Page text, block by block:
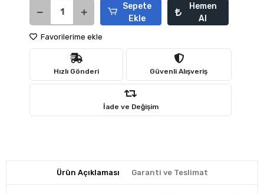
Sepete
Ekle
Hemen
Al
Favorilerime ekle
Hızlı Gönderi Güvenli Alışveriş
İade ve Değişim
Ürün Açıklaması Garanti ve Teslimat